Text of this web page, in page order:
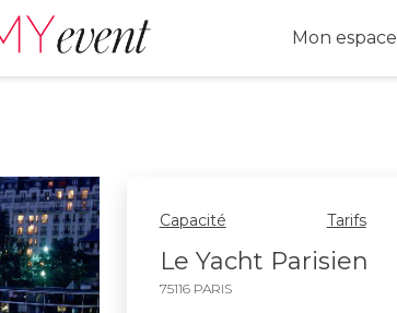
Mon espace
Capacité Tarifs
Le Yacht Parisien
75116 PARIS